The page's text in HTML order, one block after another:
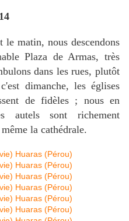
nous descendons
Plaza de Armas, très
dans les rues, plutôt
dimanche, les églises
de fidèles ; nous en
autels sont richement
la cathédrale.